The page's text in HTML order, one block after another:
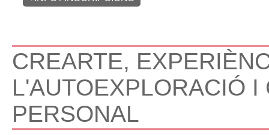
CREARTE,
L'AUTOEXPLORACIÓ I
PERSONAL